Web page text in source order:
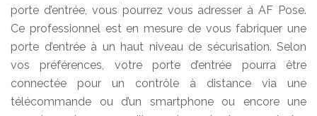
porte d’entrée, vous pourrez vous adresser à AF Pose.
Ce professionnel est en mesure de vous fabriquer une
porte d’entrée à un haut niveau de sécurisation. Selon
vos préférences, votre porte d’entrée pourra être
connectée pour un contrôle à distance via une
télécommande ou d’un smartphone ou encore une